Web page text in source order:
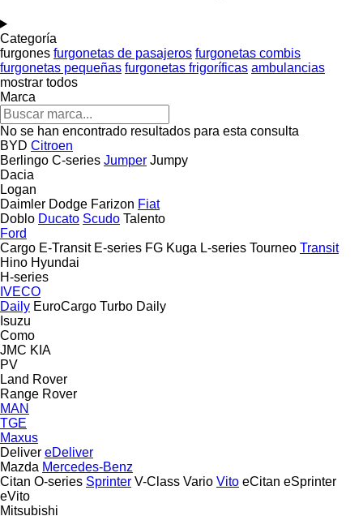
Categoría
furgones furgonetas de pasajeros furgonetas combis
furgonetas pequeñas furgonetas frigoríficas ambulancias
mostrar todos
Marca
No se han encontrado resultados para esta consulta
BYD Citroen
Berlingo C-series Jumper Jumpy
Dacia
Logan
Daimler Dodge Farizon Fiat
Doblo Ducato Scudo Talento
Ford
Cargo E-Transit E-series FG Kuga L-series Tourneo Transit
Hino Hyundai
H-series
IVECO
Daily EuroCargo Turbo Daily
Isuzu
Como
JMC KIA
PV
Land Rover
Range Rover
MAN
TGE
Maxus
Deliver eDeliver
Mazda Mercedes-Benz
Citan O-series Sprinter V-Class Vario Vito eCitan eSprinter
eVito
Mitsubishi